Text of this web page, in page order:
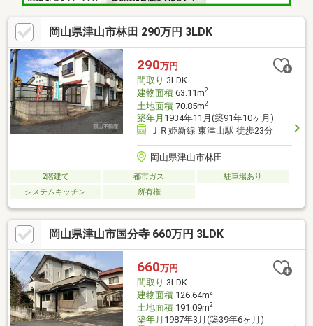
岡山県津山市林田 290万円 3LDK
290万円
間取り 3LDK
建物面積63.11m2
土地面積70.85m2
築年月 1934年11月(築91年10ヶ月)
ＪＲ姫新線 東津山駅 徒歩23分
岡山県津山市林田
2階建て 都市ガス
駐車場あり
システムキッチン
所有権
岡山県津山市国分寺 660万円 3LDK
660万円
間取り 3LDK
建物面積126.64m2
土地面積191.09m2
築年月 1987年3月(築39年6ヶ月)